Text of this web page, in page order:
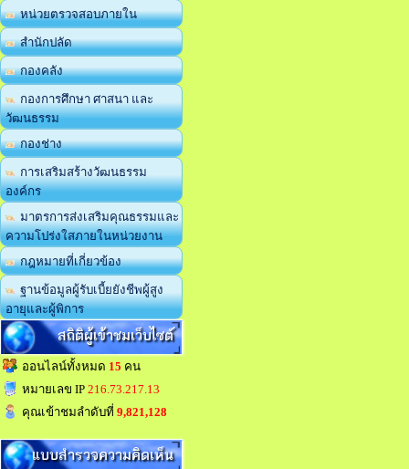
หน่วยตรวจสอบภายใน
สำนักปลัด
กองคลัง
กองการศึกษา ศาสนา และ
วัฒนธรรม
กองช่าง
การเสริมสร้างวัฒนธรรม
องค์กร
มาตรการส่งเสริมคุณธรรมและ
ความโปร่งใสภายในหน่วยงาน
กฎหมายที่เกี่ยวข้อง
ฐานข้อมูลผู้รับเบี้ยยังชีพผู้สูง
อายุและผู้พิการ
สถิติผู้เข้าชมเว็บไซต์
ออนไลน์ทั้งหมด 15 คน
หมายเลข IP 216.73.217.13
คุณเข้าชมลำดับที่ 9,821,128
แบบสำรวจความคิดเห็น